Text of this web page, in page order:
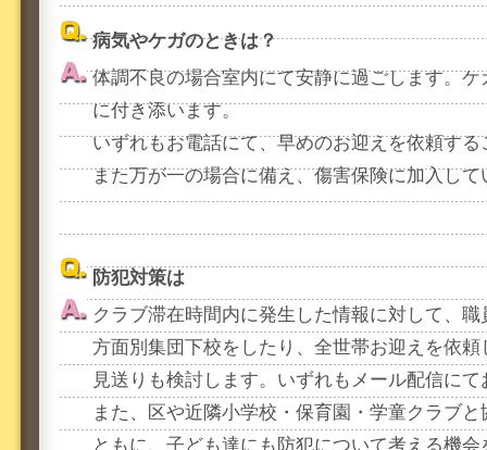
病気やケガのときは？
体調不良の場合室内にて安静に過ごします。
に付き添います。
いずれもお電話にて、早めのお迎えを依頼す
また万が一の場合に備え、傷害保険に加入して
防犯対策は
クラブ滞在時間内に発生した情報に対して、
方面別集団下校をしたり、全世帯お迎えを依
見送りも検討します。いずれもメール配信に
また、区や近隣小学校・保育園・学童クラブ
ともに、子ども達にも防犯について考える機